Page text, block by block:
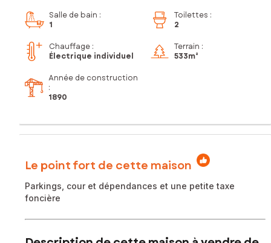
Salle de bain :
1
Toilettes :
2
Chauffage :
Électrique individuel
Terrain :
533m²
Année de construction
:
1890
Le point fort de cette maison
Parkings, cour et dépendances et une petite taxe
foncière